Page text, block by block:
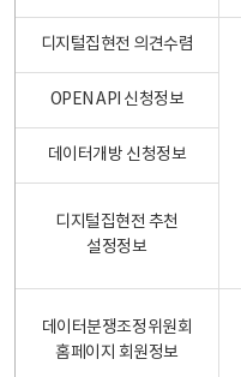
디지털집현전 의견수렴
OPEN API 신청정보
데이터개방 신청정보
디지털집현전 추천
설정정보
데이터분쟁조정위원회
홈페이지 회원정보